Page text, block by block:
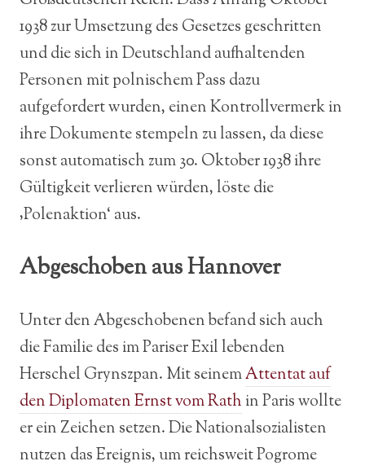
1938 zur Umsetzung des Gesetzes geschritten
und die sich in Deutschland aufhaltenden
Personen mit polnischem Pass dazu
aufgefordert wurden, einen Kontrollvermerk in
ihre Dokumente stempeln zu lassen, da diese
sonst automatisch zum 30. Oktober 1938 ihre
Gültigkeit verlieren würden, löste die
‚Polenaktion‘ aus.
Abgeschoben aus Hannover
Unter den Abgeschobenen befand sich auch
die Familie des im Pariser Exil lebenden
Herschel Grynszpan. Mit seinemAttentat auf
den Diplomaten Ernst vom Rath in Paris wollte
er ein Zeichen setzen. Die Nationalsozialisten
nutzen das Ereignis, um reichsweit Pogrome